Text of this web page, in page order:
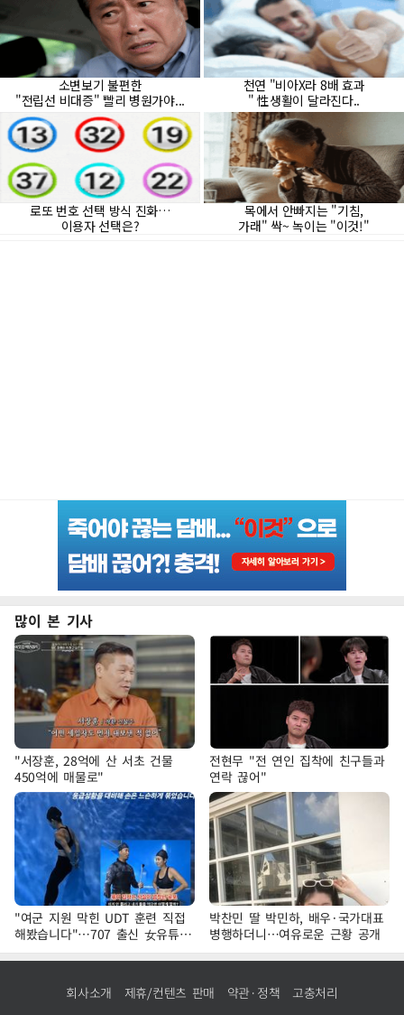
많이 본 기사
"서장훈, 28억에 산 서초 건물
450억에 매물로"
전현무 "전 연인 집착에 친구들과
연락 끊어"
"여군 지원 막힌 UDT 훈련 직접
해봤습니다"…707 출신 女유튜버
'완벽 소화'
박찬민 딸 박민하, 배우·국가대표
병행하더니…여유로운 근황 공개
회사소개 제휴/컨텐츠 판매 약관·정책 고충처리